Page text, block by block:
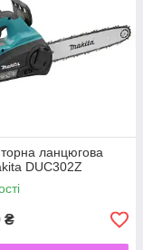
ланцюгова
DUC302Z
₴